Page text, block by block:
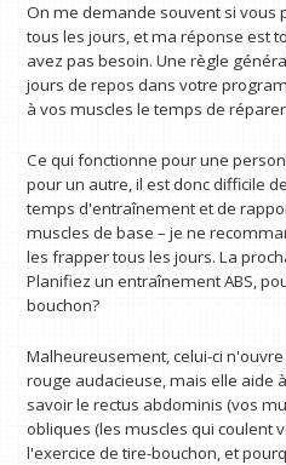
On me demande souvent si vous
tous les jours, et ma réponse est
avez pas besoin. Une règle
jours de repos dans votre
à vos muscles le temps de
Ce qui fonctionne pour une
pour un autre, il est donc difficile
temps d'entraînement et de
muscles de base – je ne
les frapper tous les jours. La
Planifiez un entraînement ABS,
bouchon?
Malheureusement, celui-ci
rouge audacieuse, mais elle aide
savoir le rectus abdominis (vos
obliques (les muscles qui coulent
l'exercice de tire-bouchon, et